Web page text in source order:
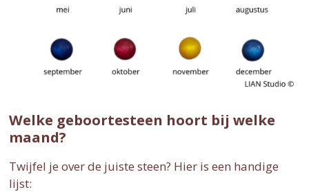
Welke geboortesteen hoort bij welke
maand?
Twijfel je over de juiste steen? Hier is een handige
lijst: